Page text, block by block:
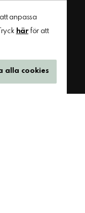
anpassa
härför att
alla cookies